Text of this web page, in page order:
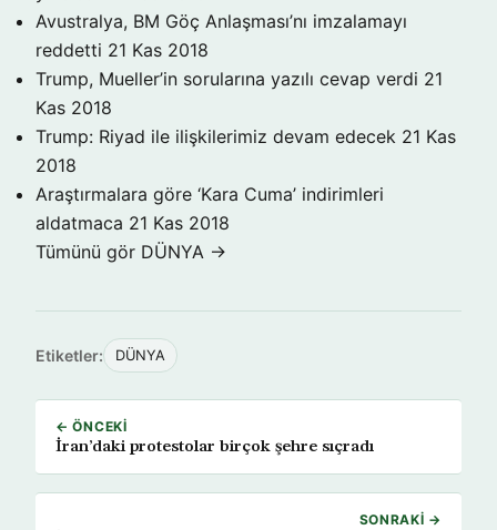
Avustralya, BM Göç Anlaşması’nı imzalamayı
reddetti 21 Kas 2018
Trump, Mueller’in sorularına yazılı cevap verdi 21
Kas 2018
Trump: Riyad ile ilişkilerimiz devam edecek 21 Kas
2018
Araştırmalara göre ‘Kara Cuma’ indirimleri
aldatmaca 21 Kas 2018
Tümünü gör DÜNYA →
Etiketler: DÜNYA
← ÖNCEKI
İran’daki protestolar birçok şehre sıçradı
SONRAKI →